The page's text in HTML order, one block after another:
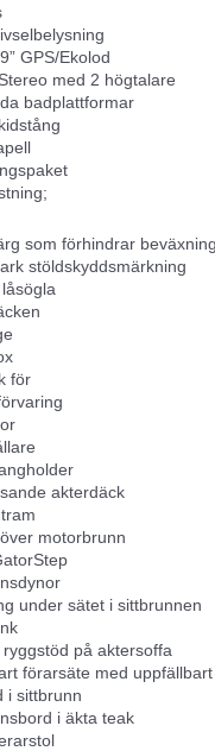
GPS/Ekolod
med 2 högtalare
badplattformar
som förhindrar beväxning
stöldskyddsmärkning
för
akterdäck
motorbrunn
under sätet i sittbrunnen
på aktersoffa
förarsäte med
i sittbrunn
i äkta teak